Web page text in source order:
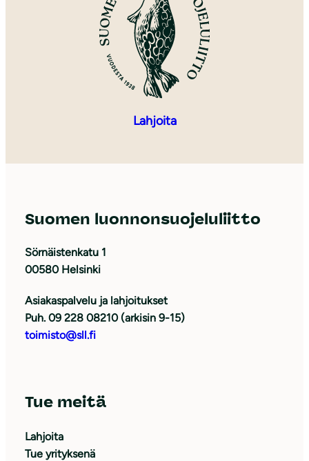
Lahjoita
Suomen luonnonsuojeluliitto
Sörnäistenkatu 1
00580 Helsinki
Asiakaspalvelu ja lahjoitukset
Puh. 09 228 08210 (arkisin 9-15)
toimisto@sll.fi
Tue meitä
Lahjoita
Tue yrityksenä